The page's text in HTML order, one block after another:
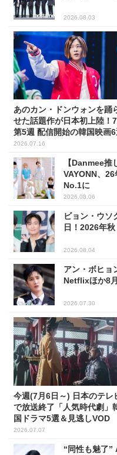
2026.08.03
あのカン・ドンウォンを踊
せた話題作が日本初上陸！7
第5週 配信開始の韓国映画6
2026.07.16
【Danmee
VAYONN、
No.1に
2026.08.06
ビョン・ウソ
日！2026年
2026.08.04
アン・ボヒョ
Netflixほか8
2026.07.30
今週(7月6日～) 日本のテレ
で放送終了「人気時代劇」
国ドラマ5選＆見逃しVOD
2026.07.07
“同性も魅了”